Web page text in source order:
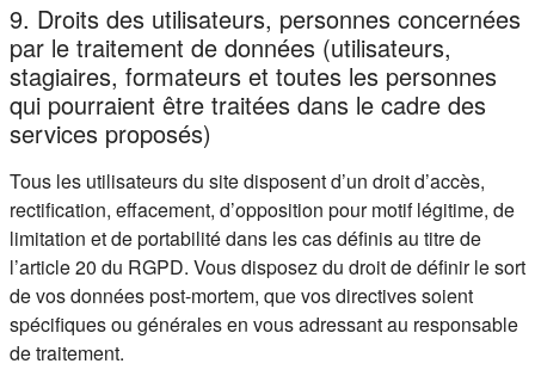
9. Droits des utilisateurs, personnes concernées
par le traitement de données (utilisateurs,
stagiaires, formateurs et toutes les personnes
qui pourraient être traitées dans le cadre des
services proposés)
Tous les utilisateurs du site disposent d’un droit d’accès,
rectification, effacement, d’opposition pour motif légitime, de
limitation et de portabilité dans les cas définis au titre de
l’article 20 du RGPD. Vous disposez du droit de définir le sort
de vos données post-mortem, que vos directives soient
spécifiques ou générales en vous adressant au responsable
de traitement.